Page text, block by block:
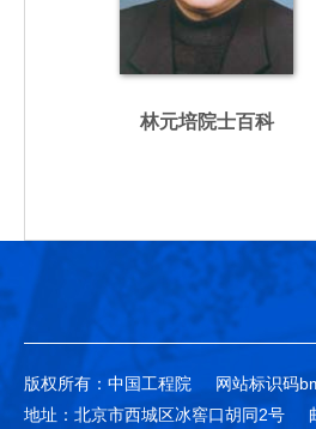
林元培院士百科
版权所有：中国工程院 网站标识码
地址：北京市西城区冰窖口胡同2号